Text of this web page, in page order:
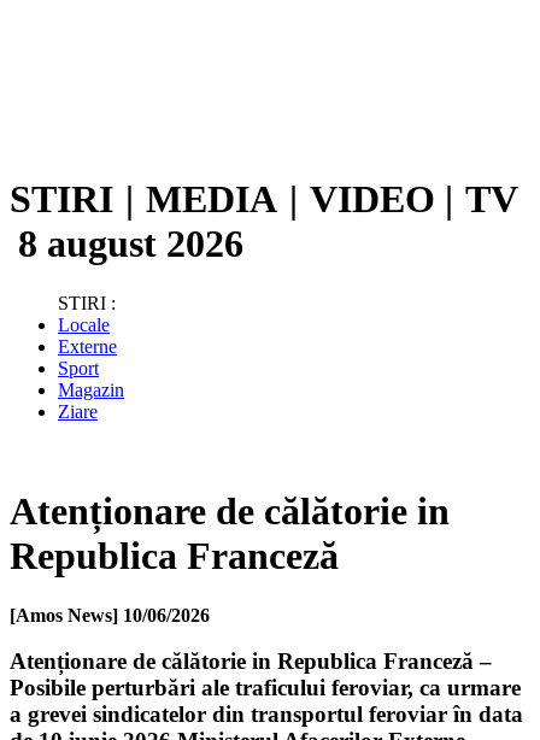
STIRI | MEDIA | VIDEO | TV
8 august 2026
STIRI :
Locale
Externe
Sport
Magazin
Ziare
Atenționare de călătorie in
Republica Franceză
[Amos News] 10/06/2026
Atenționare de călătorie in Republica Franceză –
Posibile perturbări ale traficului feroviar, ca urmare
a grevei sindicatelor din transportul feroviar în data